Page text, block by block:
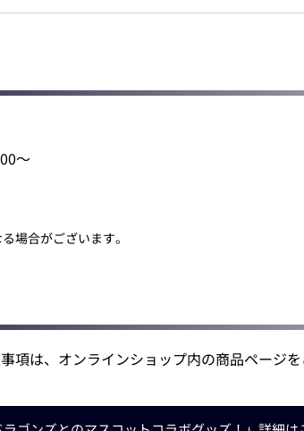
～
場合がございます。
項は、オンラインショップ内の商品ページ